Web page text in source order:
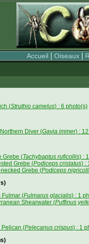
Accueil |Oiseaux
(Struthio camelus) : 6 photo(s)
Diver (Gavia immer) :
Grebe (Tachybaptus ruficollis) :
Grebe (Podiceps cristatus) :
Grebe (Podiceps
Fulmar (Fulmarus glacialis) : 1
Shearwater (Puffinus
Pelican (Pelecanus crispus) : 1